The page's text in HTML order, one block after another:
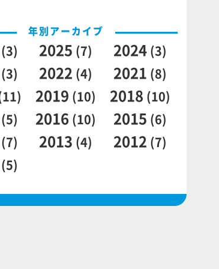
年別アーカイブ
(3) 2025 (7) 2024 (3)
(3) 2022 (4) 2021 (8)
2019 (10) 2018 (10)
(5) 2016 (10) 2015 (6)
(7) 2013 (4) 2012 (7)
(5)